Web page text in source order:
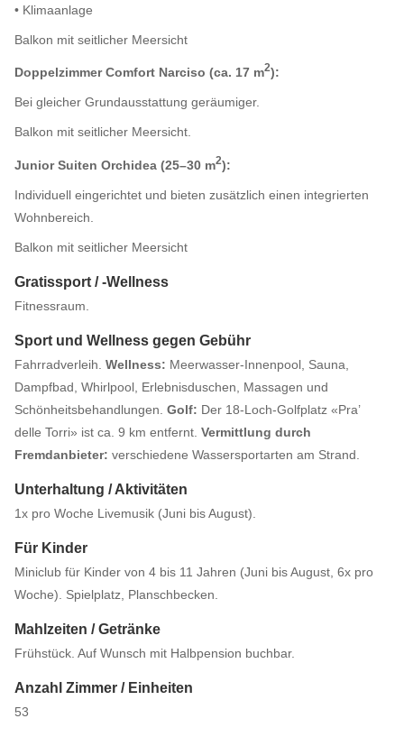
• Klimaanlage
Balkon mit seitlicher Meersicht
Doppelzimmer Comfort Narciso (ca. 17 m2):
Bei gleicher Grundausstattung geräumiger.
Balkon mit seitlicher Meersicht.
Junior Suiten Orchidea (25–30 m2):
Individuell eingerichtet und bieten zusätzlich einen integrierten
Wohnbereich.
Balkon mit seitlicher Meersicht
Gratissport / -Wellness
Fitnessraum.
Sport und Wellness gegen Gebühr
Fahrradverleih. Wellness: Meerwasser-Innenpool, Sauna,
Dampfbad, Whirlpool, Erlebnisduschen, Massagen und
Schönheitsbehandlungen. Golf: Der 18-Loch-Golfplatz «Pra’
delle Torri» ist ca. 9 km entfernt. Vermittlung durch
Fremdanbieter: verschiedene Wassersportarten am Strand.
Unterhaltung / Aktivitäten
1x pro Woche Livemusik (Juni bis August).
Für Kinder
Miniclub für Kinder von 4 bis 11 Jahren (Juni bis August, 6x pro
Woche). Spielplatz, Planschbecken.
Mahlzeiten / Getränke
Frühstück. Auf Wunsch mit Halbpension buchbar.
Anzahl Zimmer / Einheiten
53